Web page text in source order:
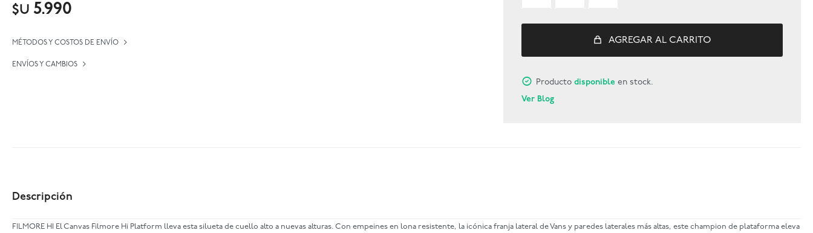
$U 5.990
MÉTODOS Y COSTOS DE ENVÍO
ENVÍOS Y CAMBIOS
AGREGAR AL CARRITO
Productodisponible en stock.
Ver Blog
Descripción
FILMORE HI El Canvas Filmore Hi Platform lleva esta silueta de cuello alto a nuevas alturas. Con empeines en lona resistente, la icónica franja lateral de Vans y paredes laterales más altas, este champion de plataforma eleva